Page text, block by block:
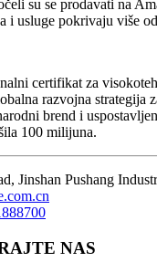
su se prodavati na
i usluge pokrivaju više
certifikat za
razvojna strategija
brend i
100 milijuna.
Jinshan Pushang
NAS